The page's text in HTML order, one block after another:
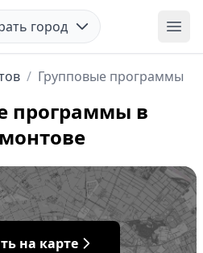
город
/ Групповые программы
программы в
на карте